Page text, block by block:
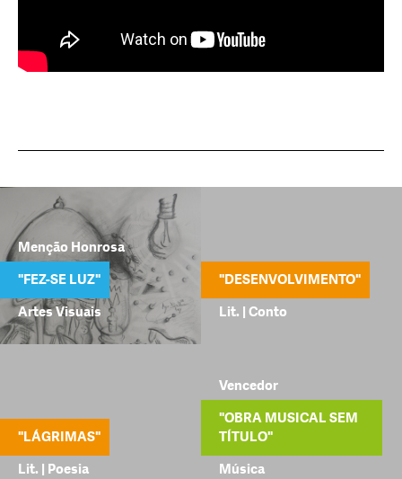
Menção Honrosa
"FEZ-SE LUZ"
Artes Visuais
"DESENVOLVIMENTO"
Lit. | Conto
"LÁGRIMAS"
Lit. | Poesia
Vencedor
"OBRA MUSICAL SEM
TÍTULO"
Música